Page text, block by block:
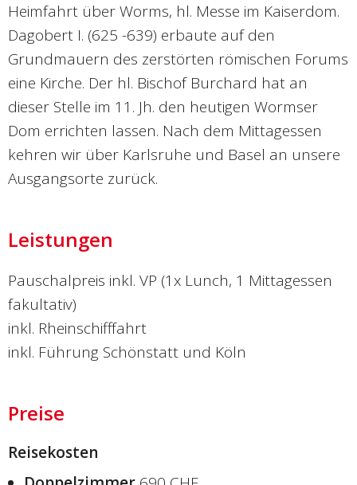
Heimfahrt über Worms, hl. Messe im Kaiserdom.
Dagobert I. (625 -639) erbaute auf den
Grundmauern des zerstörten römischen Forums
eine Kirche. Der hl. Bischof Burchard hat an
dieser Stelle im 11. Jh. den heutigen Wormser
Dom errichten lassen. Nach dem Mittagessen
kehren wir über Karlsruhe und Basel an unsere
Ausgangsorte zurück.
Leistungen
Pauschalpreis inkl. VP (1x Lunch, 1 Mittagessen
fakultativ)
inkl. Rheinschifffahrt
inkl. Führung Schönstatt und Köln
Preise
Reisekosten